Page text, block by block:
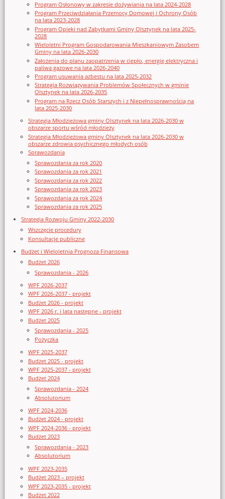
Program Osłonowy w zakresie dożywiania na lata 2024-2028
Program Przeciwdziałania Przemocy Domowej i Ochrony Osób
na lata 2023-2028
Program Opieki nad Zabytkami Gminy Olsztynek na lata 2025-
2028
Wieloletni Program Gospodarowania Mieszkaniowym Zasobem
Gminy na lata 2026-2030
Założenia do planu zaopatrzenia w ciepło, energię elektryczna i
paliwa gazowe na lata 2026-2040
Program usuwania azbestu na lata 2025-2032
Strategia Rozwiązywania Problemów Społecznych w gminie
Olsztynek na lata 2026-2035
Program na Rzecz Osób Starszych i z Niepełnosprawnością na
lata 2025-2030
Strategia Młodzieżowa gminy Olsztynek na lata 2026-2030 w
obszarze sportu wśród młodzieży
Strategia Młodzieżowa gminy Olsztynek na lata 2026-2030 w
obszarze zdrowia psychicznego młodych osób
Sprawozdania
Sprawozdania za rok 2020
Sprawozdania za rok 2021
Sprawozdania za rok 2022
Sprawozdania za rok 2023
Sprawozdania za rok 2024
Sprawozdania za rok 2025
Strategia Rozwoju Gminy 2022-2030
Wszczęcie procedury
Konsultacje publiczne
Budżet i Wieloletnia Prognoza Finansowa
Budżet 2026
Sprawozdania - 2026
WPF 2026-2037
WPF 2026-2037 - projekt
Budżet 2026 - projekt
WPF 2026 r. i lata następne - projekt
Budżet 2025
Sprawozdania - 2025
Pożyczka
WPF 2025-2037
Budżet 2025 - projekt
WPF 2025-2037 - projekt
Budżet 2024
Sprawozdania - 2024
Absolutorium
WPF 2024-2036
Budżet 2024 - projekt
WPF 2024-2036 - projekt
Budżet 2023
Sprawozdania - 2023
Absolutorium
WPF 2023-2035
Budżet 2023 – projekt
WPF 2023-2035 - projekt
Budżet 2022